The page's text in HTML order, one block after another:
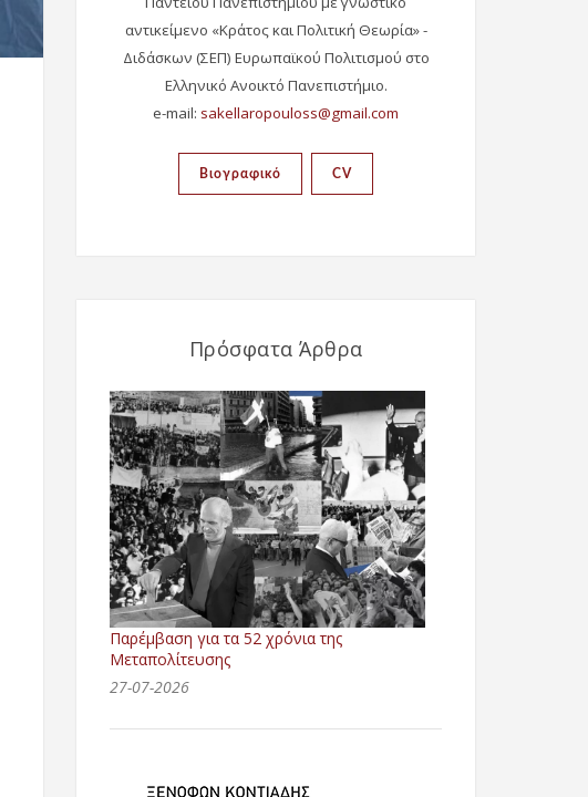
αντικείμενο «Κράτος και Πολιτική Θεωρία» -
Διδάσκων (ΣΕΠ) Ευρωπαϊκού Πολιτισμού στο
Ελληνικό Ανοικτό Πανεπιστήμιο.
e-mail:
Βιογραφικό CV
Πρόσφατα Άρθρα
Παρέμβαση για τα 52 χρόνια της
Μεταπολίτευσης
27-07-2026